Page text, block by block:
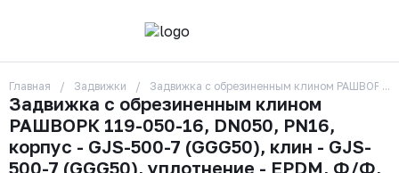
О компании
Контакты
Бренды
Отзывы
Сотрудники
Главная Задвижки Задвижка с обрезиненным клином РАШВОРК
Задвижка с обрезиненным клином
РАШВОРК 119-050-16, DN050, PN16,
корпус - GJS-500-7 (GGG50), клин - GJS-
500-7 (GGG50), уплотнение - EPDM, Ф/Ф,